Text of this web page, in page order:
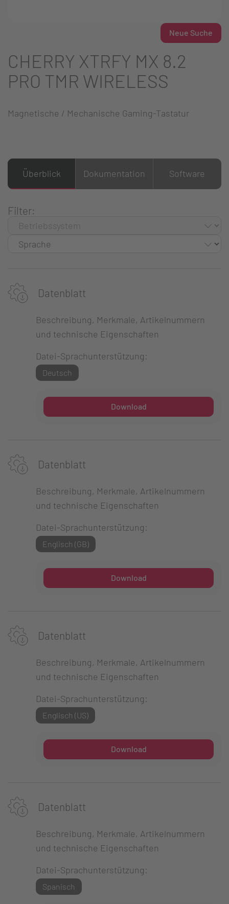
Neue Suche
CHERRY XTRFY MX 8.2
PRO TMR WIRELESS
Magnetische / Mechanische Gaming-Tastatur
Überblick Dokumentation Software
Filter:
Datenblatt
Beschreibung, Merkmale, Artikelnummern
und technische Eigenschaften
Datei-Sprachunterstützung:
Deutsch
Download
Datenblatt
Beschreibung, Merkmale, Artikelnummern
und technische Eigenschaften
Datei-Sprachunterstützung:
Englisch (GB)
Download
Datenblatt
Beschreibung, Merkmale, Artikelnummern
und technische Eigenschaften
Datei-Sprachunterstützung:
Englisch (US)
Download
Datenblatt
Beschreibung, Merkmale, Artikelnummern
und technische Eigenschaften
Datei-Sprachunterstützung:
Spanisch